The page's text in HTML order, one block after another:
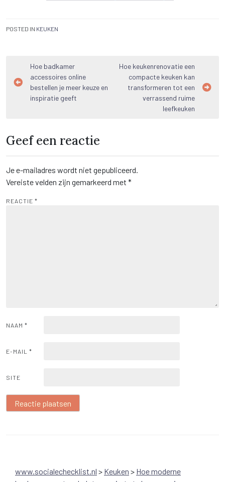
POSTED IN KEUKEN
Bericht
navigatie
Hoe badkamer
accessoires online
bestellen je meer keuze en
inspiratie geeft
Hoe keukenrenovatie een
compacte keuken kan
transformeren tot een
verrassend ruime
leefkeuken
Geef een reactie
Je e-mailadres wordt niet gepubliceerd.
Vereiste velden zijn gemarkeerd met *
REACTIE *
NAAM *
E-MAIL *
SITE
www.socialechecklist.nl > Keuken > Hoe moderne